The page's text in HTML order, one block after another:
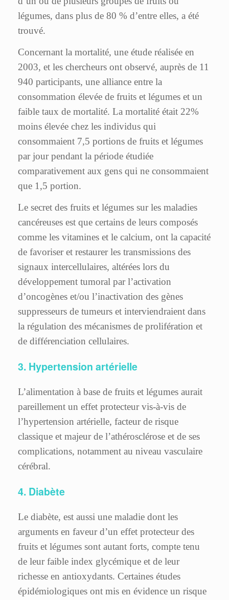
légumes, dans plus de 80 % d’entre elles, a été
trouvé.
Concernant la mortalité, une étude réalisée en
2003, et les chercheurs ont observé, auprès de 11
940 participants, une alliance entre la
consommation élevée de fruits et légumes et un
faible taux de mortalité. La mortalité était 22%
moins élevée chez les individus qui
consommaient 7,5 portions de fruits et légumes
par jour pendant la période étudiée
comparativement aux gens qui ne consommaient
que 1,5 portion.
Le secret des fruits et légumes sur les maladies
cancéreuses est que certains de leurs composés
comme les vitamines et le calcium, ont la capacité
de favoriser et restaurer les transmissions des
signaux intercellulaires, altérées lors du
développement tumoral par l’activation
d’oncogènes et/ou l’inactivation des gènes
suppresseurs de tumeurs et interviendraient dans
la régulation des mécanismes de prolifération et
de différenciation cellulaires.
3. Hypertension artérielle
L’alimentation à base de fruits et légumes aurait
pareillement un effet protecteur vis-à-vis de
l’hypertension artérielle, facteur de risque
classique et majeur de l’athérosclérose et de ses
complications, notamment au niveau vasculaire
cérébral.
4. Diabète
Le diabète, est aussi une maladie dont les
arguments en faveur d’un effet protecteur des
fruits et légumes sont autant forts, compte tenu
de leur faible index glycémique et de leur
richesse en antioxydants. Certaines études
épidémiologiques ont mis en évidence un risque